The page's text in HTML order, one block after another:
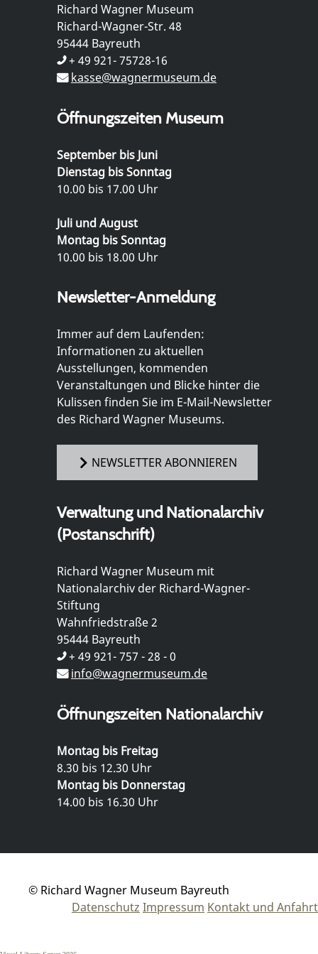
Richard Wagner Museum
Richard-Wagner-Str. 48
95444 Bayreuth
+ 49 921- 75728-16
kasse@wagnermuseum.de
Öffnungszeiten Museum
September bis Juni
Dienstag bis Sonntag
10.00 bis 17.00 Uhr
Juli und August
Montag bis Sonntag
10.00 bis 18.00 Uhr
Newsletter-Anmeldung
Immer auf dem Laufenden:
Informationen zu aktuellen
Ausstellungen, kommenden
Veranstaltungen und Blicke hinter die
Kulissen finden Sie im E-Mail-Newsletter
des Richard Wagner Museums.
NEWSLETTER ABONNIEREN
Verwaltung und Nationalarchiv
(Postanschrift)
Richard Wagner Museum mit
Nationalarchiv der Richard-Wagner-
Stiftung
Wahnfriedstraße 2
95444 Bayreuth
+ 49 921- 757 - 28 - 0
info@wagnermuseum.de
Öffnungszeiten Nationalarchiv
Montag bis Freitag
8.30 bis 12.30 Uhr
Montag bis Donnerstag
14.00 bis 16.30 Uhr
© Richard Wagner Museum Bayreuth
Datenschutz Impressum Kontakt und Anfahrt